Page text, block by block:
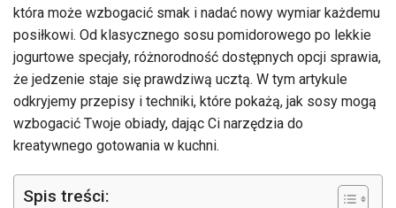
która może wzbogacić smak i nadać nowy wymiar każdemu
posiłkowi. Od klasycznego sosu pomidorowego po lekkie
jogurtowe specjały, różnorodność dostępnych opcji sprawia,
że jedzenie staje się prawdziwą ucztą. W tym artykule
odkryjemy przepisy i techniki, które pokażą, jak sosy mogą
wzbogacić Twoje obiady, dając Ci narzędzia do
kreatywnego gotowania w kuchni.
Spis treści: